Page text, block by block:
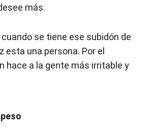
más.
se tiene ese subidón de
esta una persona. Por el
hace a la gente más irritable y